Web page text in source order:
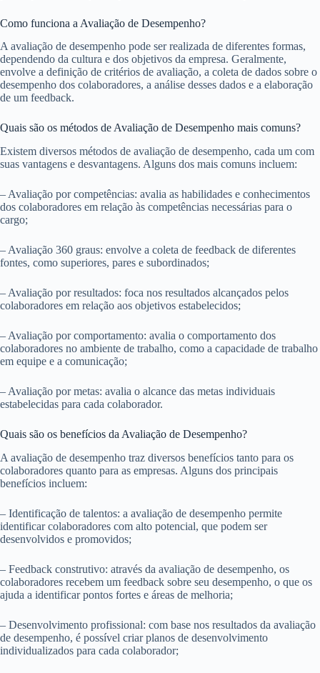
Como funciona a Avaliação de Desempenho?
A avaliação de desempenho pode ser realizada de diferentes formas,
dependendo da cultura e dos objetivos da empresa. Geralmente,
envolve a definição de critérios de avaliação, a coleta de dados sobre o
desempenho dos colaboradores, a análise desses dados e a elaboração
de um feedback.
Quais são os métodos de Avaliação de Desempenho mais comuns?
Existem diversos métodos de avaliação de desempenho, cada um com
suas vantagens e desvantagens. Alguns dos mais comuns incluem:
– Avaliação por competências: avalia as habilidades e conhecimentos
dos colaboradores em relação às competências necessárias para o
cargo;
– Avaliação 360 graus: envolve a coleta de feedback de diferentes
fontes, como superiores, pares e subordinados;
– Avaliação por resultados: foca nos resultados alcançados pelos
colaboradores em relação aos objetivos estabelecidos;
– Avaliação por comportamento: avalia o comportamento dos
colaboradores no ambiente de trabalho, como a capacidade de trabalho
em equipe e a comunicação;
– Avaliação por metas: avalia o alcance das metas individuais
estabelecidas para cada colaborador.
Quais são os benefícios da Avaliação de Desempenho?
A avaliação de desempenho traz diversos benefícios tanto para os
colaboradores quanto para as empresas. Alguns dos principais
benefícios incluem:
– Identificação de talentos: a avaliação de desempenho permite
identificar colaboradores com alto potencial, que podem ser
desenvolvidos e promovidos;
– Feedback construtivo: através da avaliação de desempenho, os
colaboradores recebem um feedback sobre seu desempenho, o que os
ajuda a identificar pontos fortes e áreas de melhoria;
– Desenvolvimento profissional: com base nos resultados da avaliação
de desempenho, é possível criar planos de desenvolvimento
individualizados para cada colaborador;